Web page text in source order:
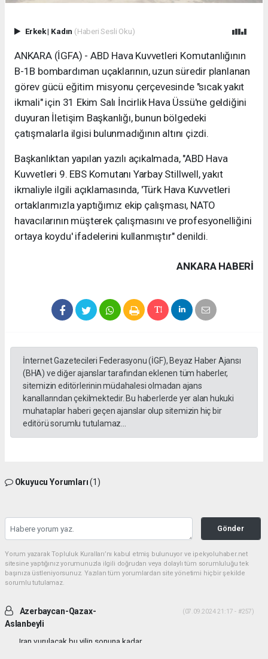
Erkek| Kadın (Haberi Sesli Oku)
ANKARA (İGFA) - ABD Hava Kuvvetleri Komutanlığının
B-1B bombardıman uçaklarının, uzun süredir planlanan
görev gücü eğitim misyonu çerçevesinde "sıcak yakıt
ikmali" için 31 Ekim Salı İncirlik Hava Üssü'ne geldiğini
duyuran İletişim Başkanlığı, bunun bölgedeki
çatışmalarla ilgisi bulunmadığının altını çizdi.
Başkanlıktan yapılan yazılı açıkalmada, "ABD Hava
Kuvvetleri 9. EBS Komutanı Yarbay Stillwell, yakıt
ikmaliyle ilgili açıklamasında, 'Türk Hava Kuvvetleri
ortaklarımızla yaptığımız ekip çalışması, NATO
havacılarının müşterek çalışmasını ve profesyonelliğini
ortaya koydu' ifadelerini kullanmıştır" denildi.
ANKARA HABERİ
İnternet Gazetecileri Federasyonu (İGF), Beyaz Haber Ajansı
(BHA) ve diğer ajanslar tarafından eklenen tüm haberler,
sitemizin editörlerinin müdahalesi olmadan ajans
kanallarından çekilmektedir. Bu haberlerde yer alan hukuki
muhataplar haberi geçen ajanslar olup sitemizin hiç bir
editörü sorumlu tutulamaz...
Okuyucu Yorumları(1)
Gönder
Yorum yazarak Topluluk Kuralları’nı kabul etmiş bulunuyor ve ipekyoluhaber.net
sitesine yaptığınız yorumunuzla ilgili doğrudan veya dolaylı tüm sorumluluğu tek
başınıza üstleniyorsunuz. Yazılan tüm yorumlardan site yönetimi hiçbir şekilde
sorumlu tutulamaz.
Azerbaycan-Qazax-
Aslanbeyli
(07.09.2024 21:17 - #257)
Iran vurulacak bu yilin sonuna kadar...